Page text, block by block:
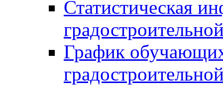
Статистическая
График